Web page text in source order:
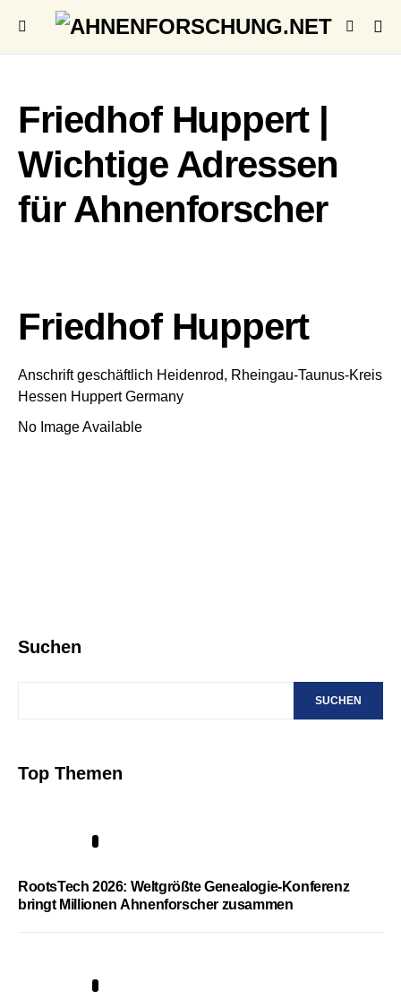
Friedhof Huppert |
Wichtige Adressen
für Ahnenforscher
Friedhof Huppert
Anschrift geschäftlich Heidenrod, Rheingau-Taunus-Kreis
Hessen Huppert Germany
No Image Available
Suchen
SUCHEN
Top Themen
RootsTech 2026: Weltgrößte Genealogie-Konferenz
bringt Millionen Ahnenforscher zusammen